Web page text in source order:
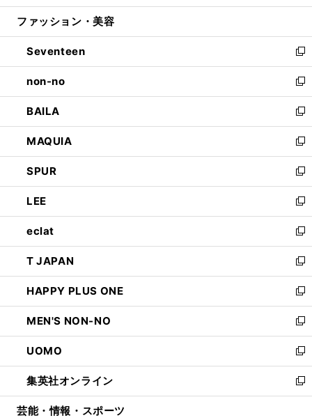
開
ウ
開
く
ン
ウ
で
開
く
ウ
ン
ド
ウ
で
開
く
ファッション・美容
Seventeen
新
し
い
ウ
ィ
ン
ド
ウ
で
開
く
non-no
新
し
い
ウ
ィ
ン
ド
ウ
で
開
く
BAILA
新
し
い
ウ
ィ
ン
ド
ウ
で
開
く
MAQUIA
新
し
い
ウ
ィ
ン
ド
ウ
で
開
く
SPUR
新
し
い
ウ
ィ
ン
ド
ウ
で
開
く
LEE
新
し
い
ウ
ィ
ン
ド
ウ
で
開
く
eclat
新
し
い
ウ
ィ
ン
ド
ウ
で
開
く
T JAPAN
新
し
い
ウ
ィ
ン
ド
ウ
で
開
HAPPY PLUS ONE
新
し
い
ウ
ィ
ン
ド
ウ
MEN'S NON-NO
新
し
い
ウ
ィ
ン
UOMO
新
し
い
ウ
集英社オンライン
新
し
芸能・情報・スポーツ